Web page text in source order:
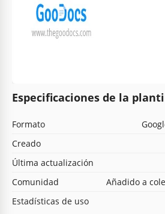
Especificaciones de la
Formato
Creado
Última actualización
Comunidad
Añadido a
Estadísticas de uso